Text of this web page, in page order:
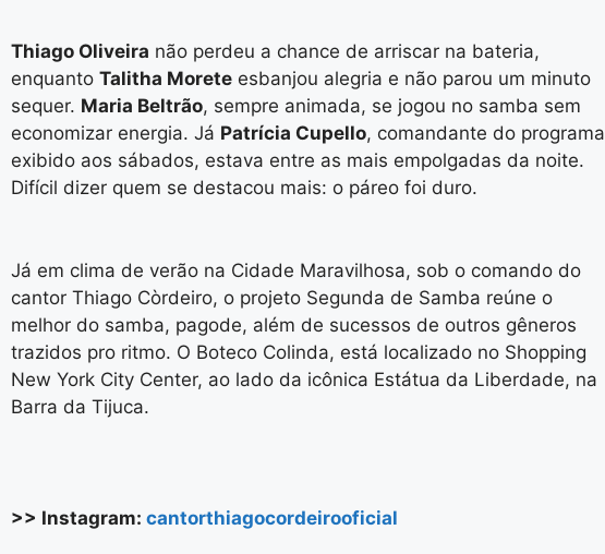
Thiago Oliveira não perdeu a chance de arriscar na bateria,
enquanto Talitha Morete esbanjou alegria e não parou um minuto
sequer. Maria Beltrão, sempre animada, se jogou no samba sem
economizar energia. Já Patrícia Cupello, comandante do programa
exibido aos sábados, estava entre as mais empolgadas da noite.
Difícil dizer quem se destacou mais: o páreo foi duro.
Já em clima de verão na Cidade Maravilhosa, sob o comando do
cantor Thiago Còrdeiro, o projeto Segunda de Samba reúne o
melhor do samba, pagode, além de sucessos de outros gêneros
trazidos pro ritmo. O Boteco Colinda, está localizado no Shopping
New York City Center, ao lado da icônica Estátua da Liberdade, na
Barra da Tijuca.
>> Instagram: cantorthiagocordeirooficial